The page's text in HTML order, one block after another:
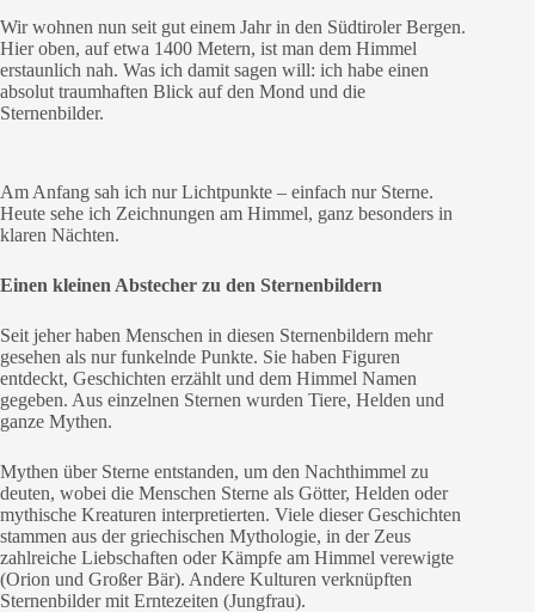
Wir wohnen nun seit gut einem Jahr in den Südtiroler Bergen.
Hier oben, auf etwa 1400 Metern, ist man dem Himmel
erstaunlich nah. Was ich damit sagen will: ich habe einen
absolut traumhaften Blick auf den Mond und die
Sternenbilder.
Am Anfang sah ich nur Lichtpunkte – einfach nur Sterne.
Heute sehe ich Zeichnungen am Himmel, ganz besonders in
klaren Nächten.
Einen kleinen Abstecher zu den Sternenbildern
Seit jeher haben Menschen in diesen Sternenbildern mehr
gesehen als nur funkelnde Punkte. Sie haben Figuren
entdeckt, Geschichten erzählt und dem Himmel Namen
gegeben. Aus einzelnen Sternen wurden Tiere, Helden und
ganze Mythen.
Mythen über Sterne entstanden, um den Nachthimmel zu
deuten, wobei die Menschen Sterne als Götter, Helden oder
mythische Kreaturen interpretierten. Viele dieser Geschichten
stammen aus der griechischen Mythologie, in der Zeus
zahlreiche Liebschaften oder Kämpfe am Himmel verewigte
(Orion und Großer Bär). Andere Kulturen verknüpften
Sternenbilder mit Erntezeiten (Jungfrau).